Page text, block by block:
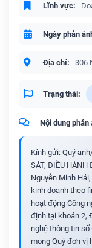
Lĩnh vực:
Ngày phản
Địa chỉ: 306
Trạng thái:
Nội dung phản
Kính gửi: Quý
SÁT, ĐIỀU
Nguyễn Minh
kinh doanh theo
hoạt động Công
định tại khoản 2,
nghệ thông tin
mong Quý đơn vị